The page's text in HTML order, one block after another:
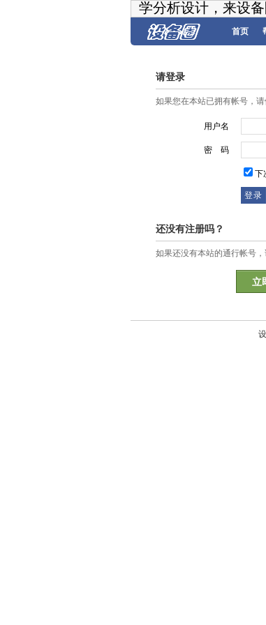
学分析设计，来设
首页
请登录
如果您在本站已拥有帐号，
用户名
密 码
下
还没有注册吗？
如果还没有本站的通行帐号
立